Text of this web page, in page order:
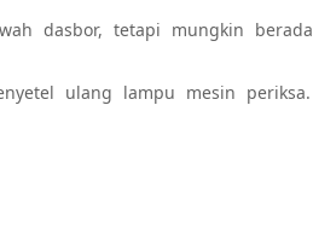
dasbor, tetapi mungkin berada
ulang lampu mesin periksa.